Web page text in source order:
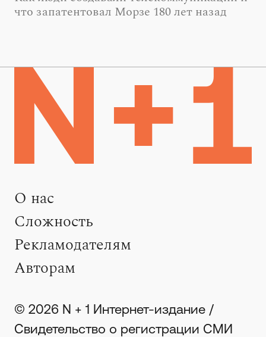
что запатентовал Морзе 180 лет назад
О нас
Сложность
Рекламодателям
Авторам
© 2026 N + 1 Интернет-издание /
Свидетельство о регистрации СМИ